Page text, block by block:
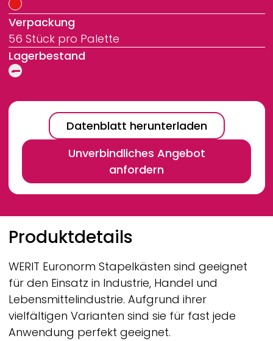
Verpackung
56 Stück pro Palette
Lagerbestand
Datenblatt herunterladen
Unverbindliches Angebot
anfordern
Breadcrumb
Produktdetails
WERIT Euronorm Stapelkästen sind geeignet
für den Einsatz in Industrie, Handel und
Lebensmittelindustrie. Aufgrund ihrer
vielfältigen Varianten sind sie für fast jede
Anwendung perfekt geeignet.